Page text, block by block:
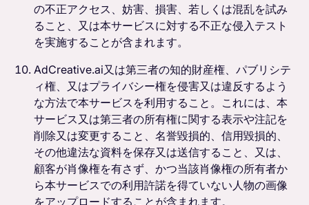
の不正アクセス、妨害、損害、若しくは混乱を試み
ること、又は本サービスに対する不正な侵入テスト
を実施することが含まれます。
AdCreative.ai又は第三者の知的財産権、パブリシテ
ィ権、又はプライバシー権を侵害又は違反するよう
な方法で本サービスを利用すること。これには、本
サービス又は第三者の所有権に関する表示や注記を
削除又は変更すること、名誉毀損的、信用毀損的、
その他違法な資料を保存又は送信すること、又は、
顧客が肖像権を有さず、かつ当該肖像権の所有者か
ら本サービスでの利用許諾を得ていない人物の画像
をアップロードすることが含まれます。